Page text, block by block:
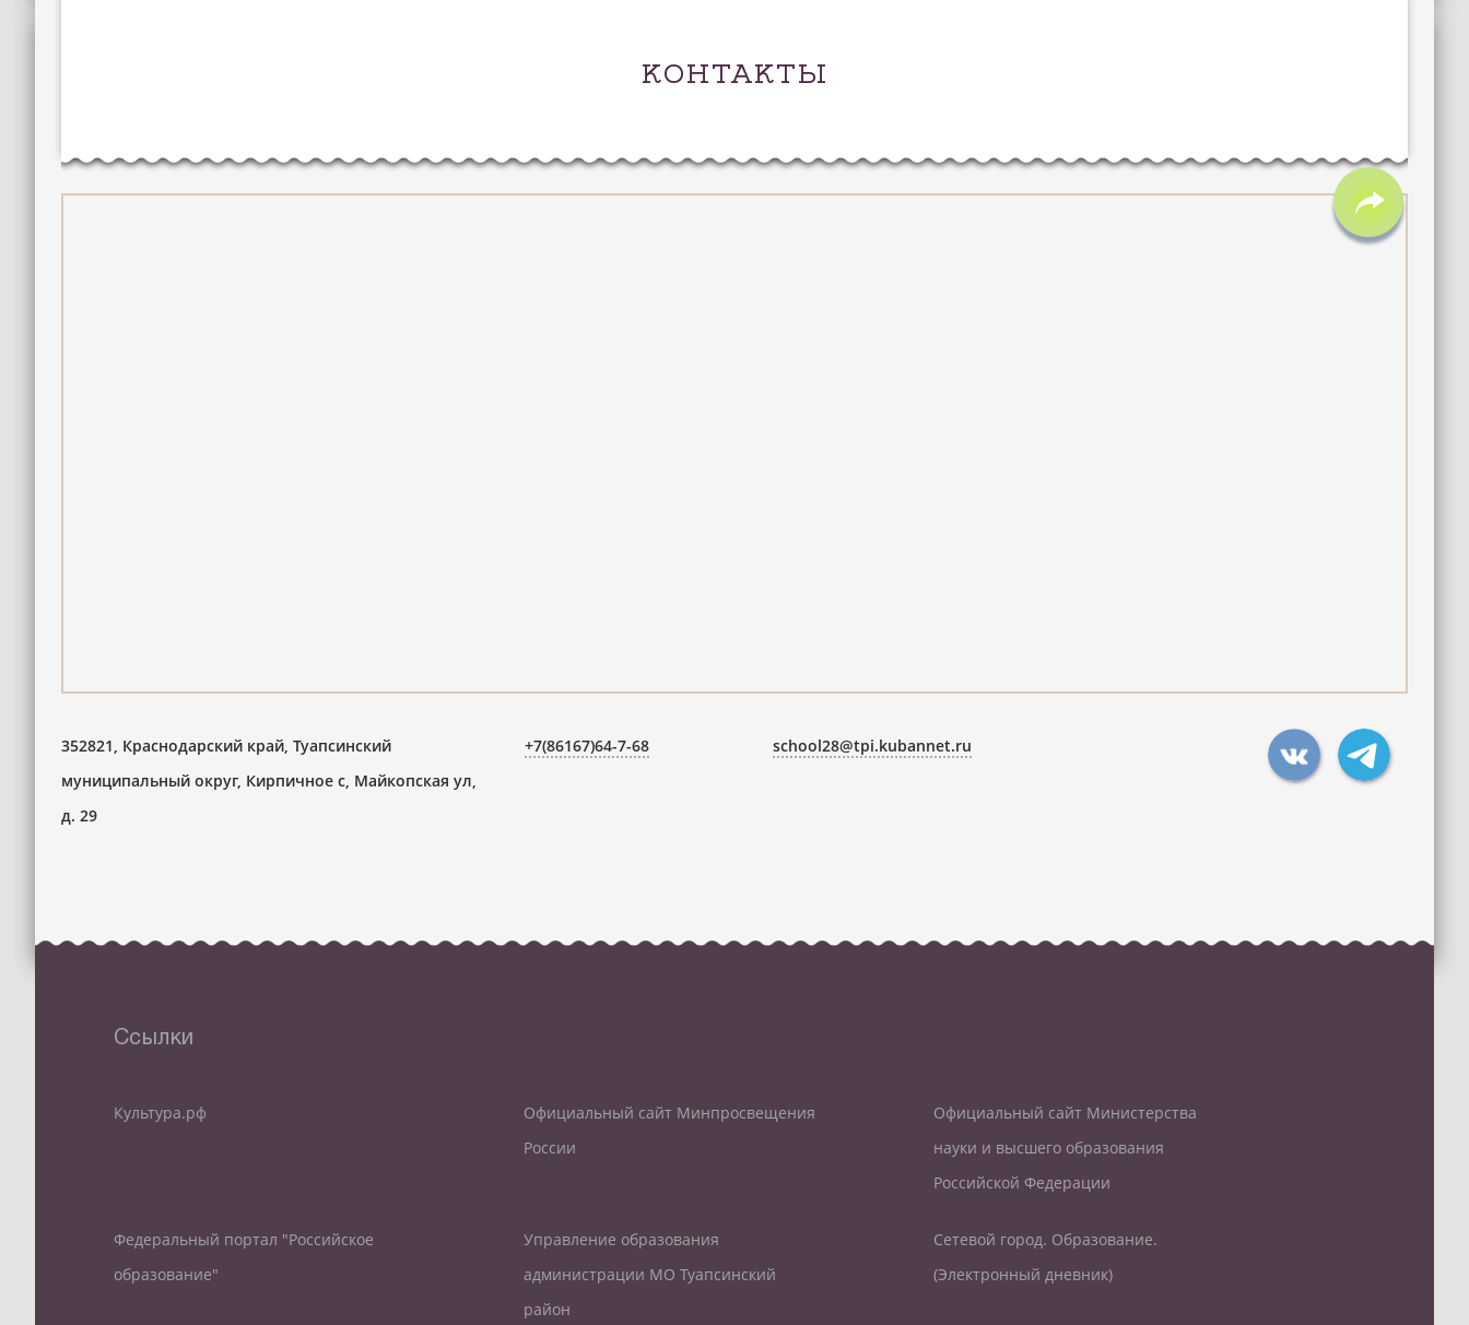
КОНТАКТЫ
352821, Краснодарский край, Туапсинский
муниципальный округ, Кирпичное с, Майкопская ул,
д. 29
+7(86167)64-7-68 school28@tpi.kubannet.ru
Ссылки
Культура.рф
Официальный сайт Минпросвещения
России
Официальный сайт Министерства
науки и высшего образования
Российской Федерации
Федеральный портал "Российское
образование"
Управление образования
администрации МО Туапсинский
район
Сетевой город. Образование.
(Электронный дневник)